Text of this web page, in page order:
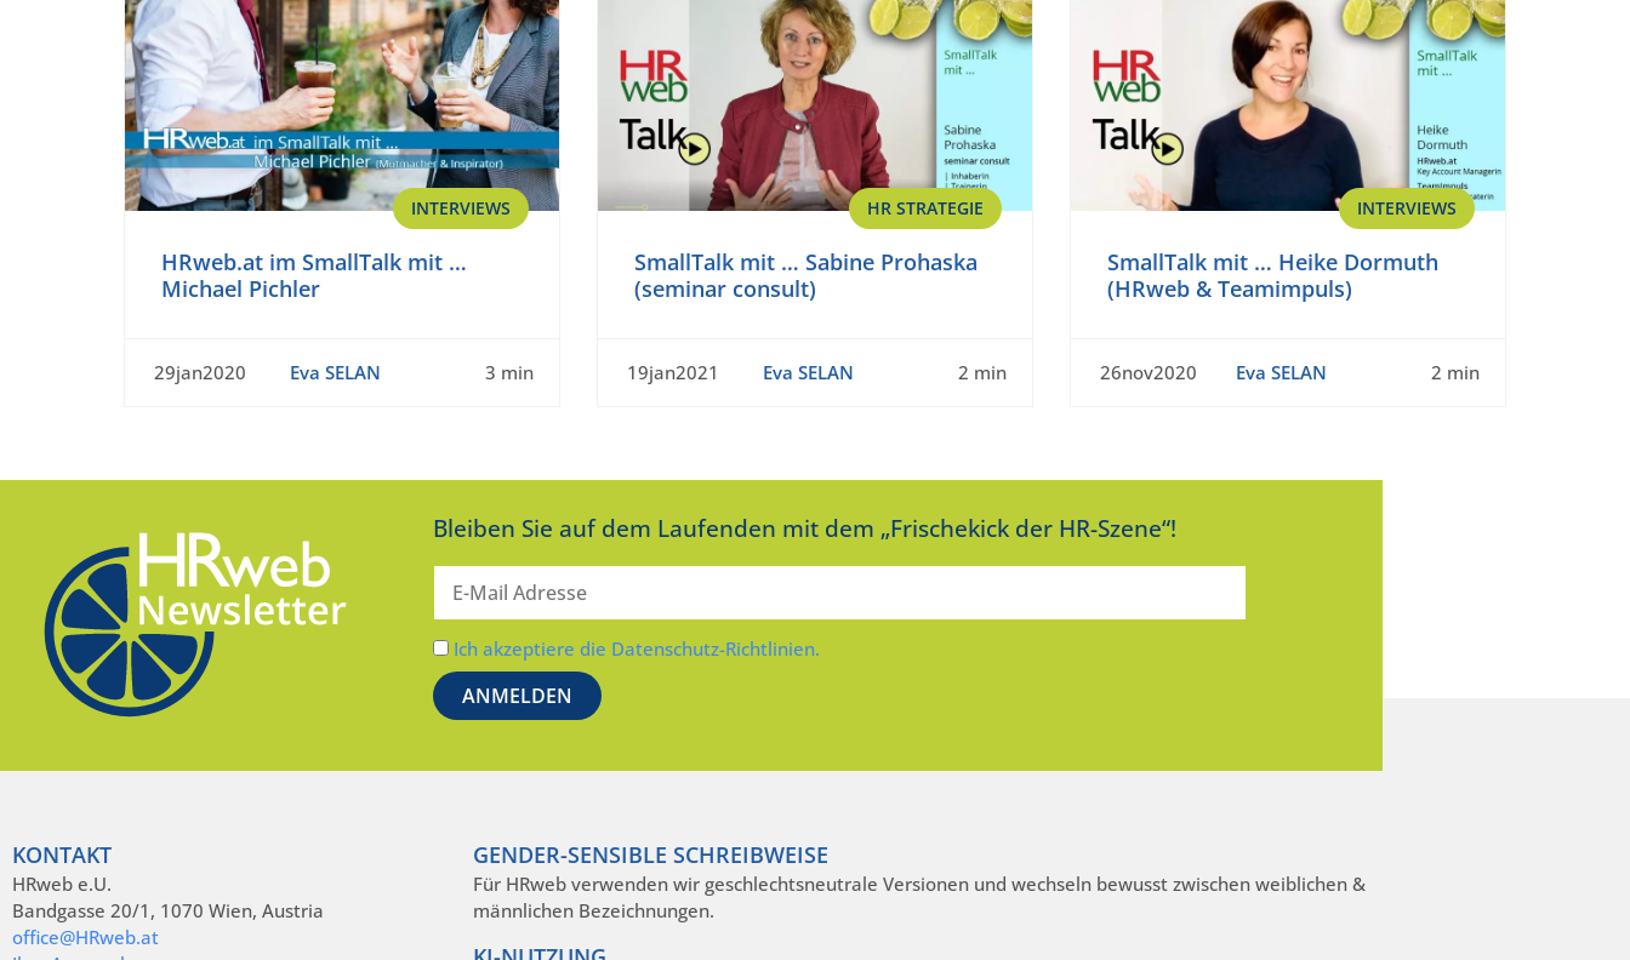
INTERVIEWS
HRweb.at im SmallTalk mit …
Michael Pichler
29jan2020 Eva SELAN 3 min
HR STRATEGIE
SmallTalk mit … Sabine Prohaska
(seminar consult)
19jan2021 Eva SELAN 2 min
INTERVIEWS
SmallTalk mit … Heike Dormuth
(HRweb & Teamimpuls)
26nov2020 Eva SELAN 2 min
Bleiben Sie auf dem Laufenden mit dem „Frischekick der HR-Szene“!
Ich akzeptiere die Datenschutz-Richtlinien.
KONTAKT
HRweb e.U.
Bandgasse 20/1, 1070 Wien, Austria
office@HRweb.at
GENDER-SENSIBLE SCHREIBWEISE
Für HRweb verwenden wir geschlechtsneutrale Versionen und wechseln bewusst zwischen weiblichen &
männlichen Bezeichnungen.